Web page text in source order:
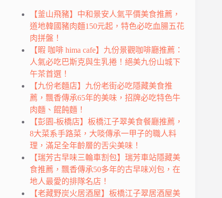
【釜山飛豬】中和景安人氣平價美食推薦，
道地韓國豬肉麵150元起，特色必吃血腸五花
肉拼盤！
【暇 咖啡 hima cafe】九份景觀咖啡廳推薦：
人氣必吃巴斯克與生乳捲！絕美九份山城下
午茶首選！
【九份老麵店】九份老街必吃隱藏美食推
薦，飄香傳承65年的美味，招牌必吃特色牛
肉麵、餛飩麵！
【彭園-板橋店】板橋江子翠美食餐廳推薦，
8大菜系手路菜，大啖傳承一甲子的職人料
理，滿足全年齡層的舌尖美味！
【瑞芳古早味三輪車割包】瑞芳車站隱藏美
食推薦，飄香傳承50多年的古早味刈包，在
地人最愛的排隊名店！
【老藏野炭火居酒屋】板橋江子翠居酒屋美